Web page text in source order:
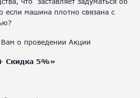
если машина плотно связана с
о проведении Акции
Скидка 5%»